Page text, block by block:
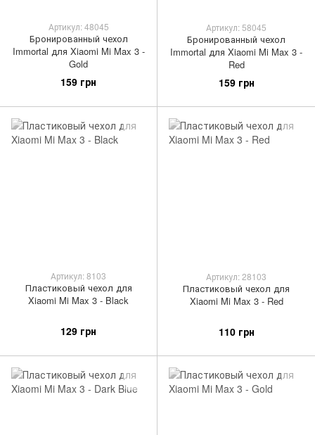
Артикул: 48045
Бронированный чехол
Immortal для Xiaomi Mi Max 3 -
Gold
159 грн
Артикул: 58045
Бронированный чехол
Immortal для Xiaomi Mi Max 3 -
Red
159 грн
Артикул: 8103
Пластиковый чехол для
Xiaomi Mi Max 3 - Black
129 грн
Артикул: 28103
Пластиковый чехол для
Xiaomi Mi Max 3 - Red
110 грн